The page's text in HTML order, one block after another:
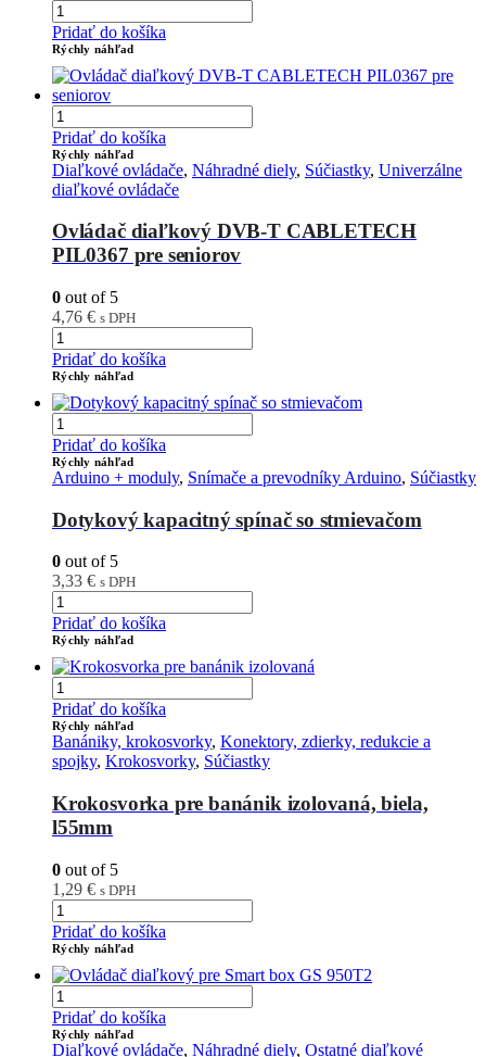
Pridať do košíka
Rýchly náhľad
Pridať do košíka
Rýchly náhľad
Diaľkové ovládače, Náhradné diely, Súčiastky, Univerzálne
diaľkové ovládače
Ovládač diaľkový DVB-T CABLETECH
PIL0367 pre seniorov
0 out of 5
4,76 € s DPH
Pridať do košíka
Rýchly náhľad
Pridať do košíka
Rýchly náhľad
Arduino + moduly, Snímače a prevodníky Arduino, Súčiastky
Dotykový kapacitný spínač so stmievačom
0 out of 5
3,33 € s DPH
Pridať do košíka
Rýchly náhľad
Pridať do košíka
Rýchly náhľad
Banániky, krokosvorky, Konektory, zdierky, redukcie a
spojky, Krokosvorky, Súčiastky
Krokosvorka pre banánik izolovaná, biela,
l55mm
0 out of 5
1,29 € s DPH
Pridať do košíka
Rýchly náhľad
Pridať do košíka
Rýchly náhľad
Diaľkové ovládače, Náhradné diely, Ostatné diaľkové